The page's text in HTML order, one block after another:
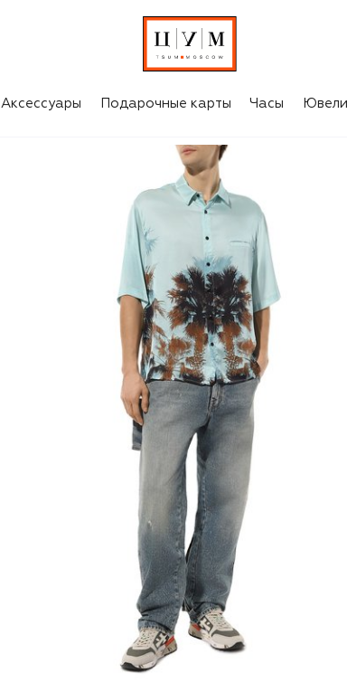
Аксессуары Подарочные карты Часы